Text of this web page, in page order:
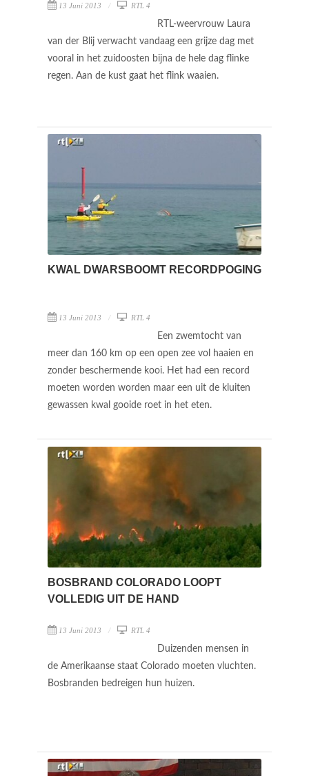
13 Juni 2013 RTL 4
RTL-weervrouw Laura
van der Blij verwacht vandaag een grijze dag met
vooral in het zuidoosten bijna de hele dag flinke
regen. Aan de kust gaat het flink waaien.
KWAL DWARSBOOMT RECORDPOGING
13 Juni 2013 RTL 4
Een zwemtocht van
meer dan 160 km op een open zee vol haaien en
zonder beschermende kooi. Het had een record
moeten worden worden maar een uit de kluiten
gewassen kwal gooide roet in het eten.
BOSBRAND COLORADO LOOPT
VOLLEDIG UIT DE HAND
13 Juni 2013 RTL 4
Duizenden mensen in
de Amerikaanse staat Colorado moeten vluchten.
Bosbranden bedreigen hun huizen.